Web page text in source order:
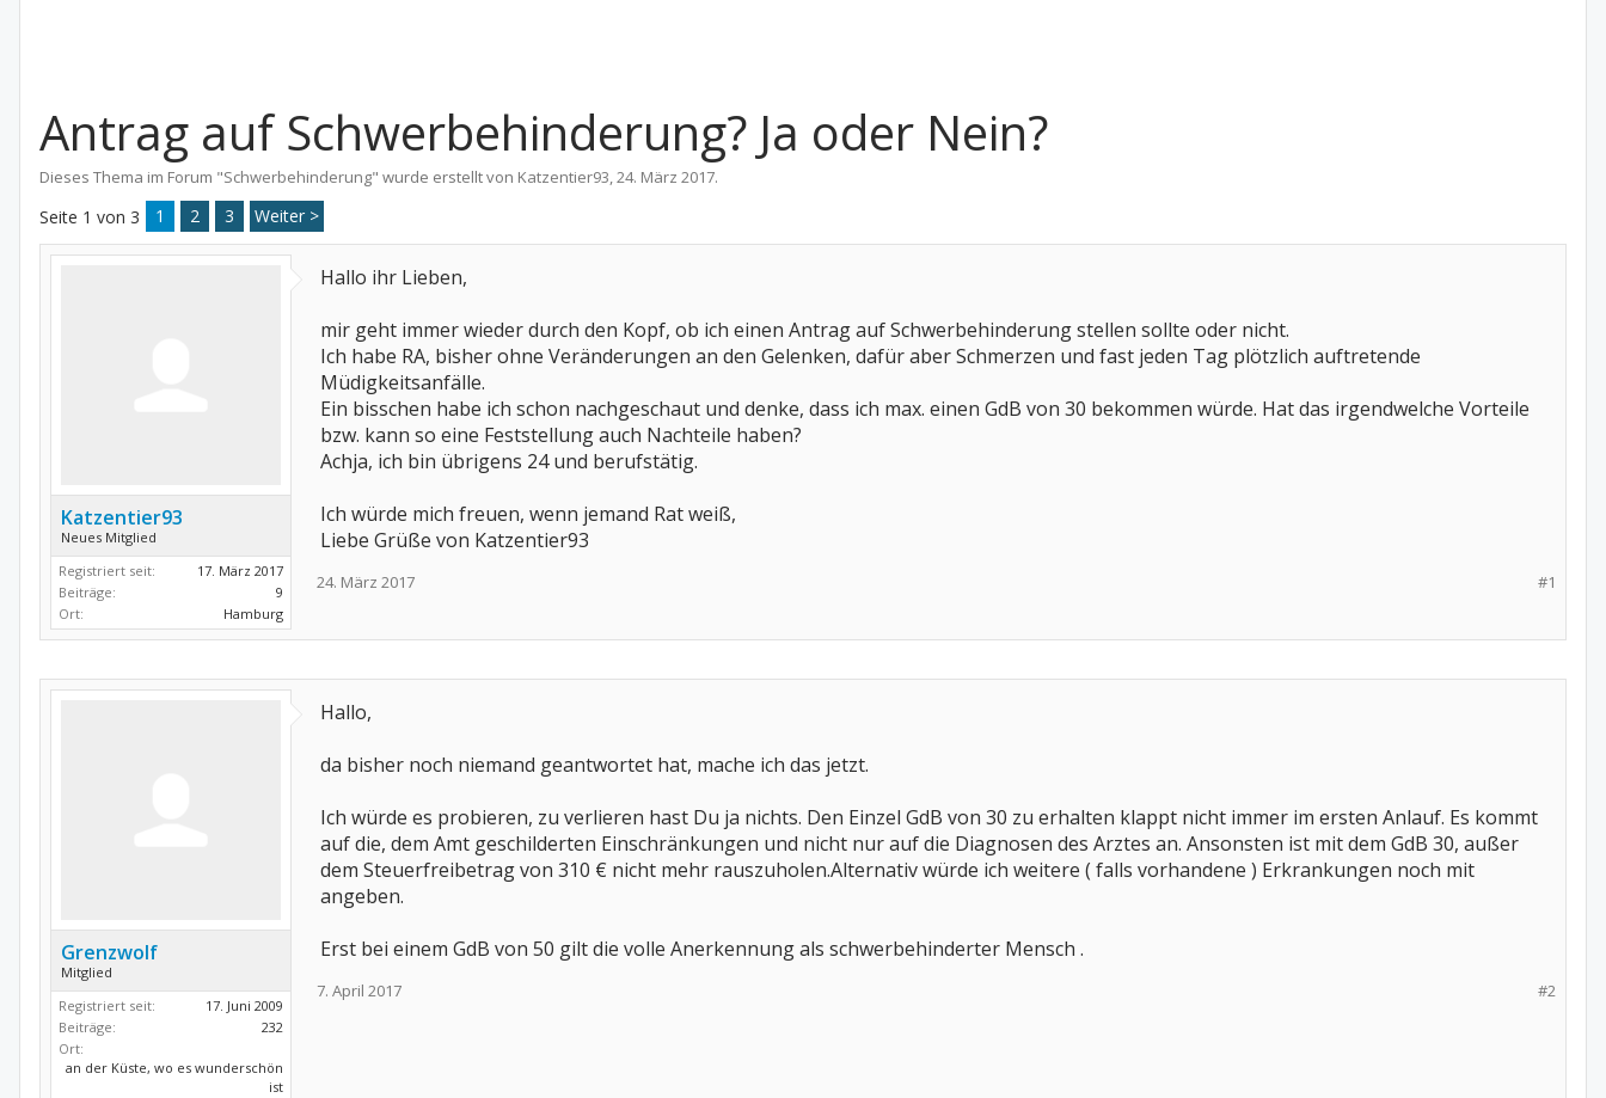
Antrag auf Schwerbehinderung? Ja oder Nein?
Dieses Thema im Forum "Schwerbehinderung" wurde erstellt von Katzentier93,24. März 2017.
Seite 1 von 3 1 2 3 Weiter >
Katzentier93
Neues Mitglied
Registriert seit:
17. März 2017
Beiträge:
9
Ort:
Hamburg
Hallo ihr Lieben,
mir geht immer wieder durch den Kopf, ob ich einen Antrag auf Schwerbehinderung stellen sollte oder nicht.
Ich habe RA, bisher ohne Veränderungen an den Gelenken, dafür aber Schmerzen und fast jeden Tag plötzlich auftretende
Müdigkeitsanfälle.
Ein bisschen habe ich schon nachgeschaut und denke, dass ich max. einen GdB von 30 bekommen würde. Hat das irgendwelche Vorteile
bzw. kann so eine Feststellung auch Nachteile haben?
Achja, ich bin übrigens 24 und berufstätig.
Ich würde mich freuen, wenn jemand Rat weiß,
Liebe Grüße von Katzentier93
#1
24. März 2017
Grenzwolf
Mitglied
Registriert seit:
17. Juni 2009
Beiträge:
232
Ort:
an der Küste, wo es wunderschön
ist
Hallo,
da bisher noch niemand geantwortet hat, mache ich das jetzt.
Ich würde es probieren, zu verlieren hast Du ja nichts. Den Einzel GdB von 30 zu erhalten klappt nicht immer im ersten Anlauf. Es kommt
auf die, dem Amt geschilderten Einschränkungen und nicht nur auf die Diagnosen des Arztes an. Ansonsten ist mit dem GdB 30, außer
dem Steuerfreibetrag von 310 € nicht mehr rauszuholen.Alternativ würde ich weitere ( falls vorhandene ) Erkrankungen noch mit
angeben.
Erst bei einem GdB von 50 gilt die volle Anerkennung als schwerbehinderter Mensch .
#2
7. April 2017